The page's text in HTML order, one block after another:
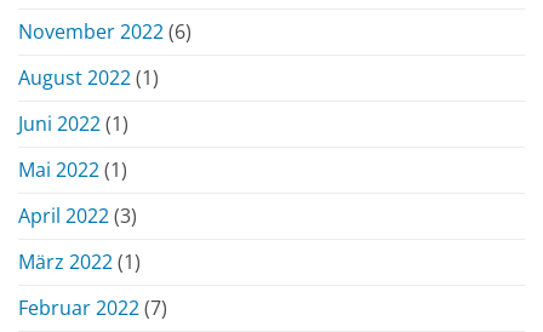
November 2022(6)
August 2022(1)
Juni 2022(1)
Mai 2022(1)
April 2022(3)
März 2022(1)
Februar 2022(7)